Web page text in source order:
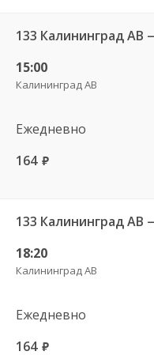
15:00
Калининград АВ
Ежедневно
164 руб.
18:20
Калининград АВ
Ежедневно
164 руб.